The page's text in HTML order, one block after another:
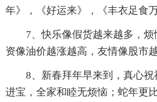
年》，《好运来》，《丰衣足食
7、快乐像假货越来越多，
资像油价越涨越高，友情像股市
8、新春拜年早来到，真心
进宝，全家和睦无烦恼；蛇年更